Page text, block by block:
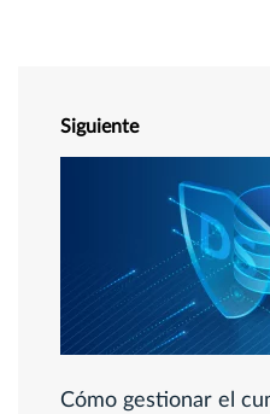
Siguiente
Cómo gestionar el